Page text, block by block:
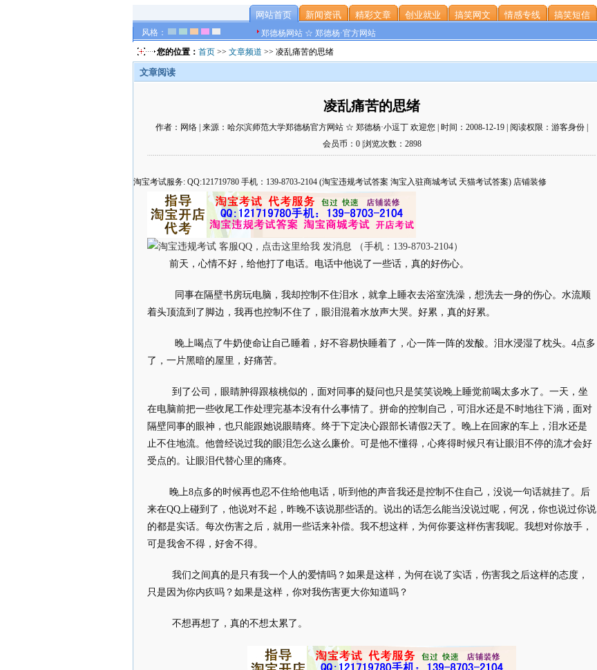
风格：
网站首页 新闻资讯 精彩文章 创业就业 搞笑网文 情感专线 搞笑短信
郑德杨网站 ☆ 郑德杨·官方网站
您的位置： 首页 >> 文章频道 >> 凌乱痛苦的思绪
文章阅读
凌乱痛苦的思绪
作者：网络 | 来源：哈尔滨师范大学郑德杨官方网站 ☆ 郑德杨·小逗丁 欢迎您 | 时间：2008-12-19 | 阅读权限：游客身份 |
会员币：0 |浏览次数：2898
淘宝考试服务: QQ:121719780 手机：139-8703-2104 (淘宝违规考试答案 淘宝入驻商城考试 天猫考试答案) 店铺装修
前天，心情不好，给他打了电话。电话中他说了一些话，真的好伤心。
同事在隔壁书房玩电脑，我却控制不住泪水，就拿上睡衣去浴室洗澡，想洗去一身的伤心。水流顺
着头顶流到了脚边，我再也控制不住了，眼泪混着水放声大哭。好累，真的好累。
晚上喝点了牛奶使命让自己睡着，好不容易快睡着了，心一阵一阵的发酸。泪水浸湿了枕头。4点多
了，一片黑暗的屋里，好痛苦。
到了公司，眼睛肿得跟核桃似的，面对同事的疑问也只是笑笑说晚上睡觉前喝太多水了。一天，坐
在电脑前把一些收尾工作处理完基本没有什么事情了。拼命的控制自己，可泪水还是不时地往下淌，面对
隔壁同事的眼神，也只能跟她说眼睛疼。终于下定决心跟部长请假2天了。晚上在回家的车上，泪水还是
止不住地流。他曾经说过我的眼泪怎么这么廉价。可是他不懂得，心疼得时候只有让眼泪不停的流才会好
受点的。让眼泪代替心里的痛疼。
晚上8点多的时候再也忍不住给他电话，听到他的声音我还是控制不住自己，没说一句话就挂了。后
来在QQ上碰到了，他说对不起，昨晚不该说那些话的。说出的话怎么能当没说过呢，何况，你也说过你说
的都是实话。每次伤害之后，就用一些话来补偿。我不想这样，为何你要这样伤害我呢。我想对你放手，
可是我舍不得，好舍不得。
我们之间真的是只有我一个人的爱情吗？如果是这样，为何在说了实话，伤害我之后这样的态度，
只是因为你内疚吗？如果是这样，你对我伤害更大你知道吗？
不想再想了，真的不想太累了。